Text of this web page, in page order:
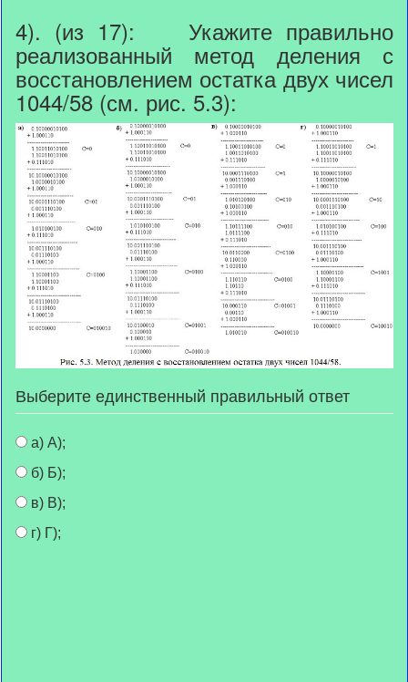
4). (из 17): Укажите правильно
реализованный метод деления с
восстановлением остатка двух чисел
1044/58 (см. рис. 5.3):
Выберите единственный правильный ответ
а) А);
б) Б);
в) В);
г) Г);